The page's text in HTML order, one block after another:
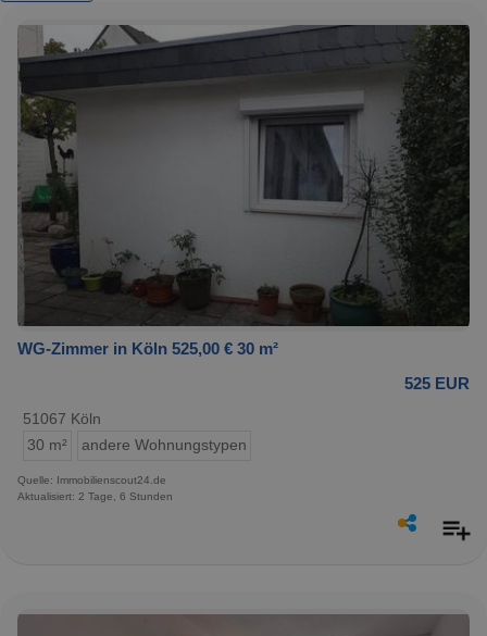
WG-Zimmer in Köln 525,00 € 30 m²
525 EUR
51067 Köln
30 m²
andere Wohnungstypen
Quelle: Immobilienscout24.de
Aktualisiert: 2 Tage, 6 Stunden